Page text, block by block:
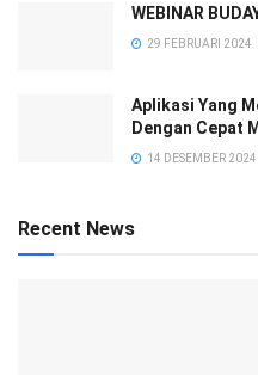
WEBINAR
29 FEBRUARI 2024
Aplikasi Yang
Dengan Cepat
14 DESEMBER 2024
Recent News